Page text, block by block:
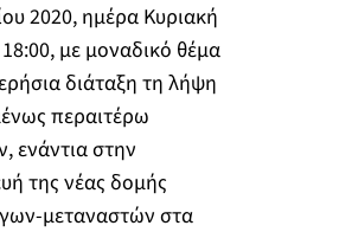
2020, ημέρα Κυριακή
με μοναδικό θέμα
διάταξη τη λήψη
περαιτέρω
ενάντια στην
της νέας δομής
μεταναστών στα